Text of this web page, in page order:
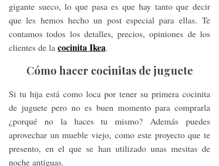
gigante sueco, lo que pasa es que hay tanto que decir
que les hemos hecho un post especial para ellas. Te
contamos todos los detalles, precios, opiniones de los
clientes de la cocinita Ikea.
Cómo hacer cocinitas de juguete
Si tu hija está como loca por tener su primera cocinita
de juguete pero no es buen momento para comprarla
¿porqué no la haces tu mismo? Además puedes
aprovechar un mueble viejo, como este proyecto que te
presento, en el que se han utilizado unas mesitas de
noche antiguas.